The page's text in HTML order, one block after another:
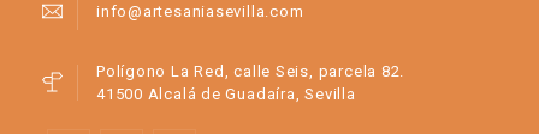
info@artesaniasevilla.com
Polígono La Red, calle Seis, parcela 82.
41500 Alcalá de Guadaíra, Sevilla